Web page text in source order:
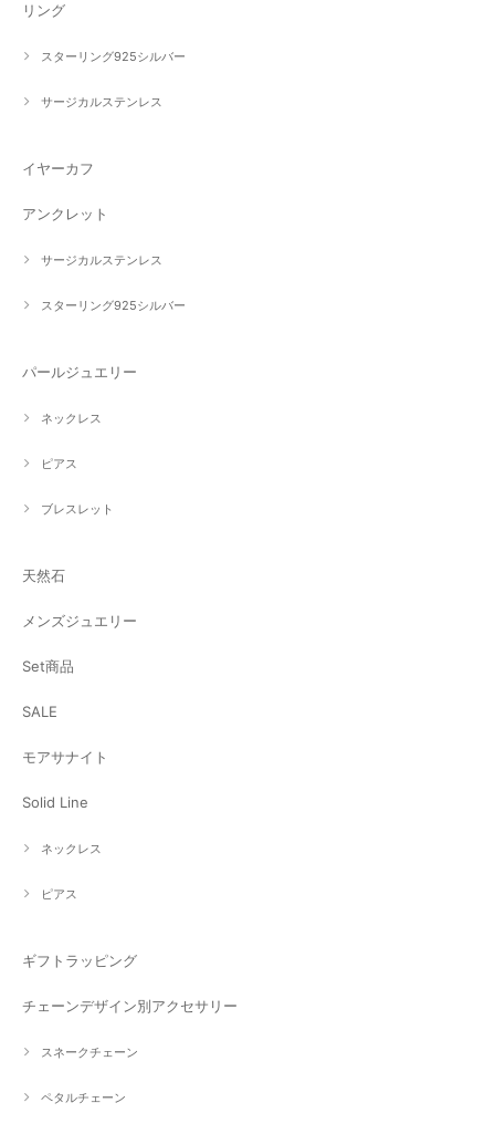
リング
スターリング925シルバー
サージカルステンレス
イヤーカフ
アンクレット
サージカルステンレス
スターリング925シルバー
パールジュエリー
ネックレス
ピアス
ブレスレット
天然石
メンズジュエリー
Set商品
SALE
モアサナイト
Solid Line
ネックレス
ピアス
ギフトラッピング
チェーンデザイン別アクセサリー
スネークチェーン
ペタルチェーン